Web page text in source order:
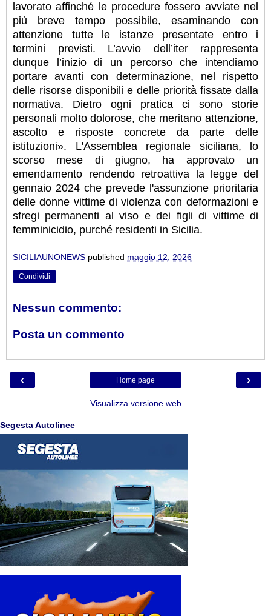
lavorato affinché le procedure fossero avviate nel
più breve tempo possibile, esaminando con
attenzione tutte le istanze presentate entro i
termini previsti. L’avvio dell’iter rappresenta
dunque l’inizio di un percorso che intendiamo
portare avanti con determinazione, nel rispetto
delle risorse disponibili e delle priorità fissate dalla
normativa. Dietro ogni pratica ci sono storie
personali molto dolorose, che meritano attenzione,
ascolto e risposte concrete da parte delle
istituzioni». L'Assemblea regionale siciliana, lo
scorso mese di giugno, ha approvato un
emendamento rendendo retroattiva la legge del
gennaio 2024 che prevede l'assunzione prioritaria
delle donne vittime di violenza con deformazioni e
sfregi permanenti al viso e dei figli di vittime di
femminicidio, purché residenti in Sicilia.
SICILIAUNONEWS published maggio 12, 2026
Condividi
Nessun commento:
Posta un commento
‹ ›
Home page
Visualizza versione web
Segesta Autolinee